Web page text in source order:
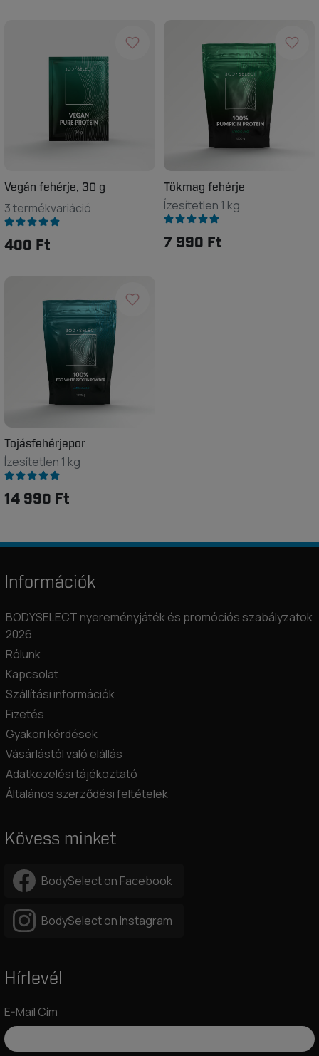
Vegán fehérje, 30 g
3 termékvariáció
400 Ft
Tökmag fehérje
Ízesítetlen 1 kg
7 990 Ft
Tojásfehérjepor
Ízesítetlen 1 kg
14 990 Ft
Információk
BODYSELECT nyereményjáték és promóciós szabályzatok
2026
Rólunk
Kapcsolat
Szállítási információk
Fizetés
Gyakori kérdések
Vásárlástól való elállás
Adatkezelési tájékoztató
Általános szerződési feltételek
Kövess minket
BodySelect on Facebook
BodySelect on Instagram
Hírlevél
E-Mail Cím